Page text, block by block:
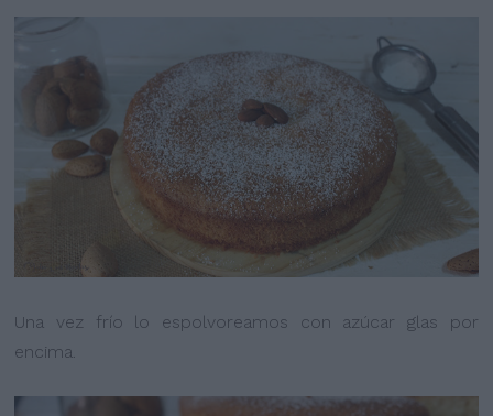
Una vez frío lo espolvoreamos con azúcar glas por
encima.